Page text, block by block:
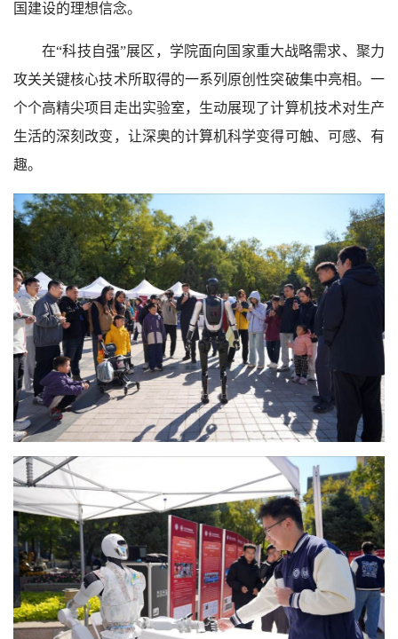
国建设的理想信念。
在“科技自强”展区，学院面向国家重大战略需求、聚力
攻关关键核心技术所取得的一系列原创性突破集中亮相。一
个个高精尖项目走出实验室，生动展现了计算机技术对生产
生活的深刻改变，让深奥的计算机科学变得可触、可感、有
趣。